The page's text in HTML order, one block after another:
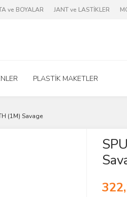
ve BOYALAR JANT ve LASTİKLER
PLASTİK MAKETLER
(1M) Savage